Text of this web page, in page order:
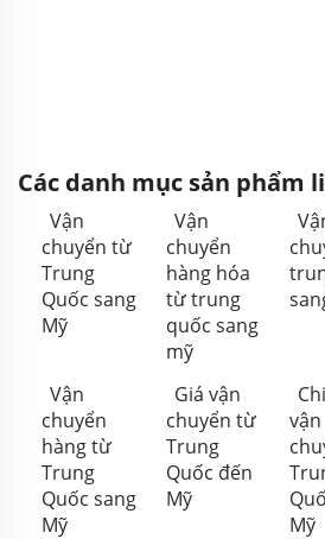
Các danh mục sản phẩm
Vận
chuyển từ
Trung
Quốc sang
Mỹ
Vận
chuyển
hàng hóa
từ trung
quốc sang
mỹ
Vận
chuyển
hàng từ
Trung
Quốc sang
Mỹ
Giá vận
chuyển từ
Trung
Quốc đến
Mỹ
vận
Mỹ